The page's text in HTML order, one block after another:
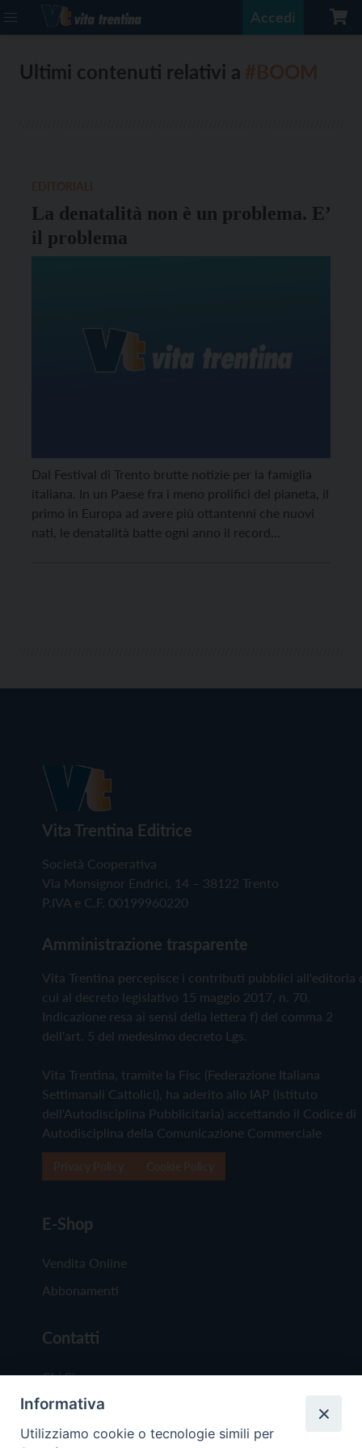
Accedi
Ultimi contenuti relativi a
La denatalità non è un problema. E’
il problema
Dal Festival di Trento brutte notizie per la famiglia
italiana. In un Paese fra i meno prolifici del pianeta, il
primo in Europa ad avere più ottantenni che nuovi
nati, le denatalità batte ogni anno il record
Vita Trentina Editrice
Società Cooperativa
Via Monsignor Endrici, 14 – 38122 Trento
P.IVA e C.F. 00199960220
Amministrazione trasparente
Vita Trentina percepisce i contributi pubblici all'editoria
cui al decreto legislativo 15 maggio 2017, n. 70.
Indicazione resa ai sensi della lettera f) del comma 2
dell'art. 5 del medesimo decreto Lgs.
Vita Trentina, tramite la Fisc (Federazione Italiana
Settimanali Cattolici), ha aderito allo IAP (Istituto
dell'Autodisciplina Pubblicitaria) accettando il Codice di
Autodisciplina della Comunicazione Commerciale
E-Shop
Vendita Online
Abbonamenti
Contatti
Chi Siamo
Redazione
Scrivici
Informativa
Utilizziamo cookie o tecnologie simili per